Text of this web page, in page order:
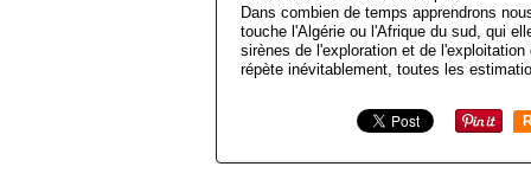
Dans combien de temps apprendrons
touche l'Algérie ou l'Afrique du sud, qui
sirènes de l'exploration et de
répète inévitablement, toutes les